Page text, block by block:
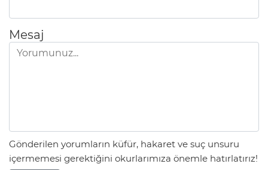
Mesaj
Gönderilen yorumların küfür, hakaret ve suç unsuru
içermemesi gerektiğini okurlarımıza önemle hatırlatırız!